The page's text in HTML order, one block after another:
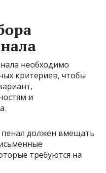
необходимо
критериев, чтобы
и
пенал должен вмещать
требуются на